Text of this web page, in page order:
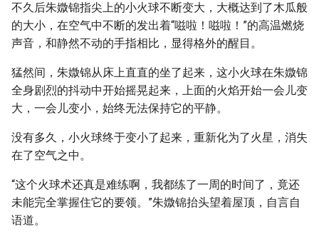
不久后朱媺锦指尖上的小火球不断变大，大概达到了木瓜般
的大小，在空气中不断的发出着“嗞啦！嗞啦！”的高温燃烧
声音，和静然不动的手指相比，显得格外的醒目。
猛然间，朱媺锦从床上直直的坐了起来，这小火球在朱媺锦
全身剧烈的抖动中开始摇晃起来，上面的火焰开始一会儿变
大，一会儿变小，始终无法保持它的平静。
没有多久，小火球终于变小了起来，重新化为了火星，消失
在了空气之中。
“这个火球术还真是难练啊，我都练了一周的时间了，竟还
未能完全掌握住它的要领。”朱媺锦抬头望着屋顶，自言自
语道。